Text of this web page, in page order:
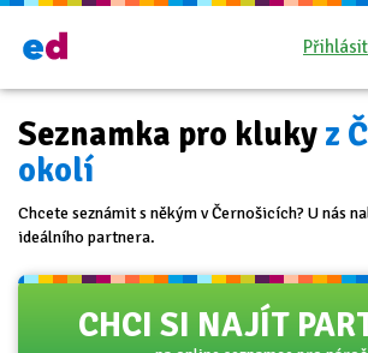
Seznamka pro kluky z
okolí
Chcete seznámit s někým v Černošicích? U nás
ideálního partnera.
CHCI SI NAJÍT